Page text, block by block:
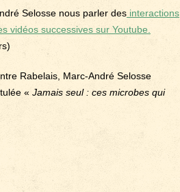
Selosse nous parler des interactions
vidéos successives sur Youtube.
Rabelais, Marc-André Selosse
« Jamais seul : ces microbes qui